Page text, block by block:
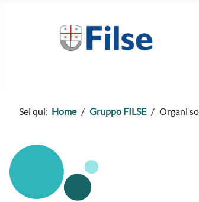
Sei qui: Home Gruppo FILSE Organi